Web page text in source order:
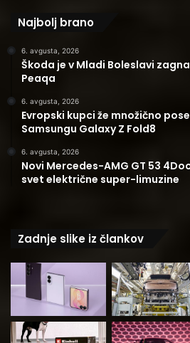
Najbolj brano
6. avgusta, 2026
Škoda je v Mladi Boleslavi
Peaqa
6. avgusta, 2026
Evropski kupci že množično
Samsungu Galaxy Z Fold8
6. avgusta, 2026
Novi Mercedes-AMG GT 53
svet električne super-limuzine
Zadnje slike iz člankov